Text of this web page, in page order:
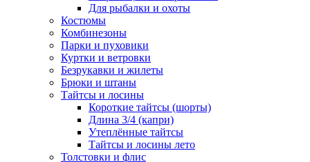
Для рыбалки и охоты
Костюмы
Комбинезоны
Парки и пуховики
Куртки и ветровки
Безрукавки и жилеты
Брюки и штаны
Тайтсы и лосины
Короткие тайтсы (шорты)
Длина 3/4 (капри)
Утеплённые тайтсы
Тайтсы и лосины лето
Толстовки и флис